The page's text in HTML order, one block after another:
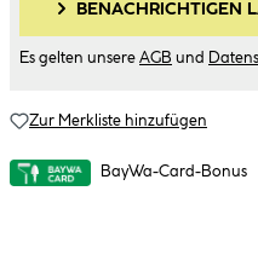
BENACHRICHTIGEN
Es gelten unsere AGB und
Zur Merkliste hinzufügen
BayWa-Card-Bonus